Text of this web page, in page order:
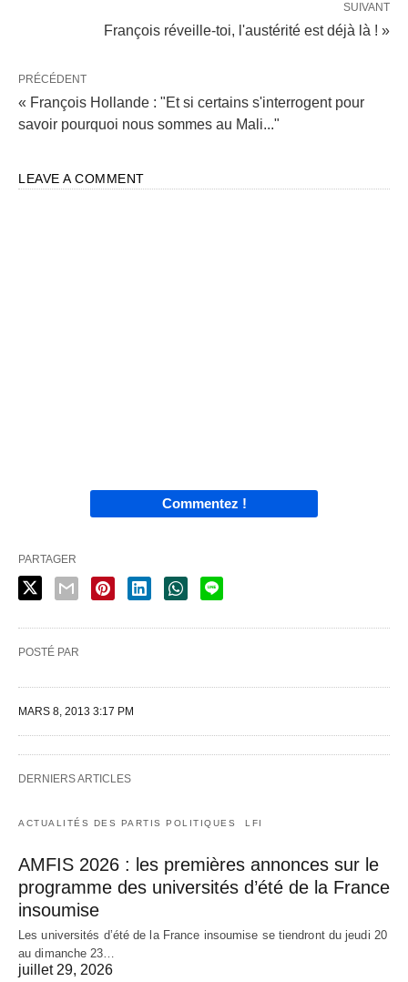
SUIVANT
François réveille-toi, l'austérité est déjà là ! »
PRÉCÉDENT
« François Hollande : "Et si certains s'interrogent pour
savoir pourquoi nous sommes au Mali..."
LEAVE A COMMENT
Commentez !
PARTAGER
POSTÉ PAR
MARS 8, 2013 3:17 PM
DERNIERS ARTICLES
ACTUALITÉS DES PARTIS POLITIQUES LFI
AMFIS 2026 : les premières annonces sur le
programme des universités d’été de la France
insoumise
Les universités d’été de la France insoumise se tiendront du jeudi 20
au dimanche 23…
juillet 29, 2026